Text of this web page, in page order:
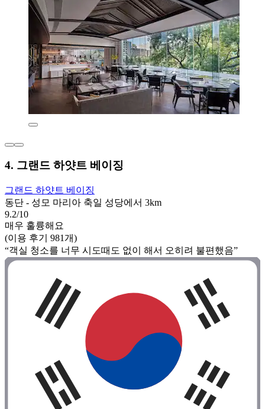
4. 그랜드 하얏트 베이징
그랜드 하얏트 베이징
동단 - 성모 마리아 축일 성당에서 3km
9.2/10
매우 훌륭해요
(이용 후기 981개)
“객실 청소를 너무 시도때도 없이 해서 오히려 불편했음”